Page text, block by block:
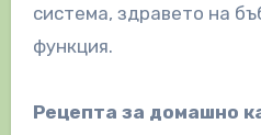
система, здравето на
функция.
Рецепта за домашно